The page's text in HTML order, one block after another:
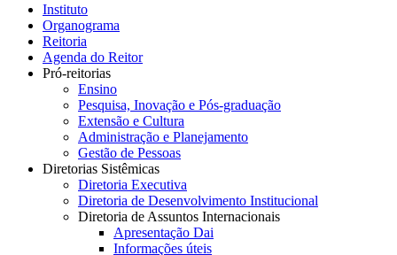
Instituto
Organograma
Reitoria
Agenda do Reitor
Pró-reitorias
Ensino
Pesquisa, Inovação e Pós-graduação
Extensão e Cultura
Administração e Planejamento
Gestão de Pessoas
Diretorias Sistêmicas
Diretoria Executiva
Diretoria de Desenvolvimento Institucional
Diretoria de Assuntos Internacionais
Apresentação Dai
Informações úteis